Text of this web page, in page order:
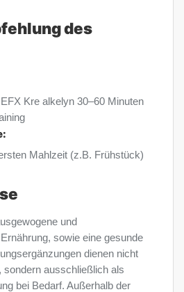
des
Kre alkelyn 30–60 Minuten
Mahlzeit (z.B. Frühstück)
und
sowie eine gesunde
dienen nicht
ausschließlich als
bei Bedarf. Außerhalb der